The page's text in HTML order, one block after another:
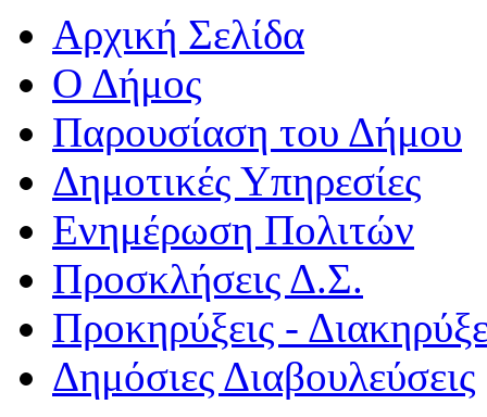
Αρχική Σελίδα
Ο Δήμος
Παρουσίαση του Δήμου
Δημοτικές Υπηρεσίες
Ενημέρωση Πολιτών
Προσκλήσεις Δ.Σ.
Προκηρύξεις -
Δημόσιες Διαβουλεύσεις